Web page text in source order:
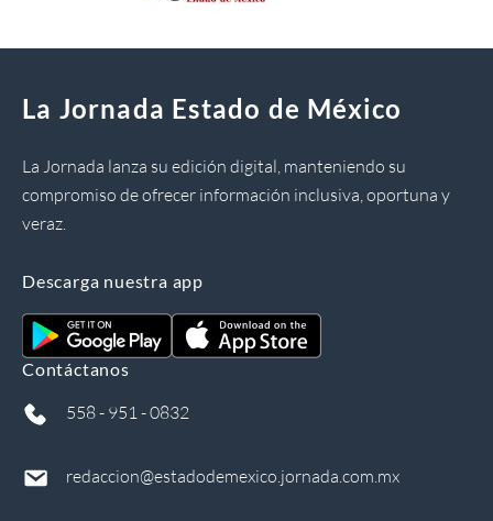
La Jornada Estado de México
La Jornada lanza su edición digital, manteniendo su
compromiso de ofrecer información inclusiva, oportuna y
veraz.
Descarga nuestra app
Contáctanos
558 - 951 - 0832
redaccion@estadodemexico.jornada.com.mx